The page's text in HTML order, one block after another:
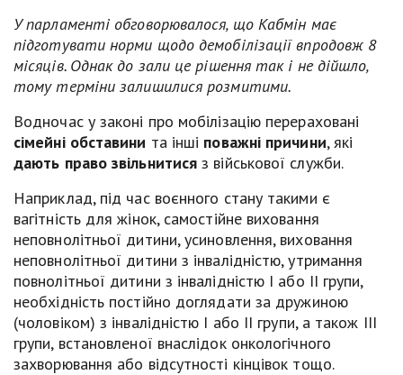
У парламенті обговорювалося, що Кабмін має
підготувати норми щодо демобілізації впродовж 8
місяців. Однак до зали це рішення так і не дійшло,
тому терміни залишилися розмитими.
Водночас у законі про мобілізацію перераховані
сімейні обставини та інші поважні причини, які
дають право звільнитися з військової служби.
Наприклад, під час воєнного стану такими є
вагітність для жінок, самостійне виховання
неповнолітньої дитини, усиновлення, виховання
неповнолітньої дитини з інвалідністю, утримання
повнолітньої дитини з інвалідністю І або ІІ групи,
необхідність постійно доглядати за дружиною
(чоловіком) з інвалідністю І або ІІ групи, а також ІІІ
групи, встановленої внаслідок онкологічного
захворювання або відсутності кінцівок тощо.